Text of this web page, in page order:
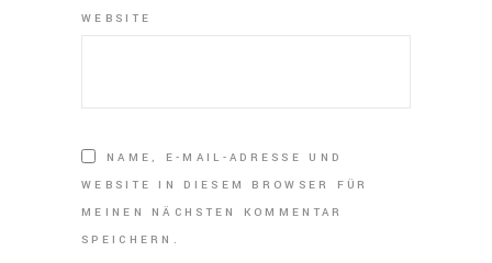
WEBSITE
NAME, E-MAIL-ADRESSE UND
WEBSITE IN DIESEM BROWSER FÜR
MEINEN NÄCHSTEN KOMMENTAR
SPEICHERN.